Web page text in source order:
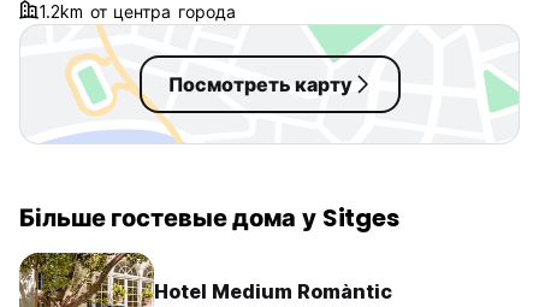
1.2km от центра города
Посмотреть карту
Більше гостевые дома у Sitges
Hotel Medium Romàntic